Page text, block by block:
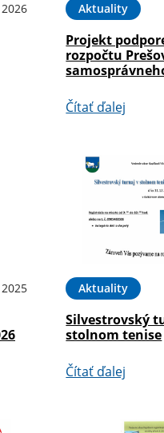
Aktuality
Projekt
rozpočtu
Čítať ďalej
Aktuality
Silvestrovský
stolnom tenise
Čítať ďalej